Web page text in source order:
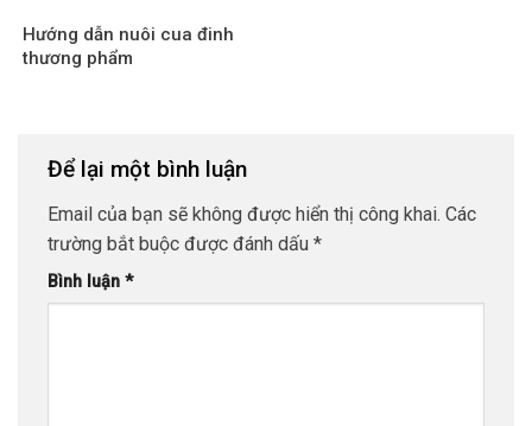
Hướng dẫn nuôi cua đinh
thương phẩm
Để lại một bình luận
Email của bạn sẽ không được hiển thị công khai. Các
trường bắt buộc được đánh dấu *
Bình luận *